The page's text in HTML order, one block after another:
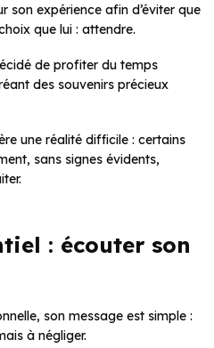
son expérience afin d’éviter que
que lui : attendre.
de profiter du temps
des souvenirs précieux
une réalité difficile : certains
sans signes évidents,
: écouter son
son message est simple :
à négliger.